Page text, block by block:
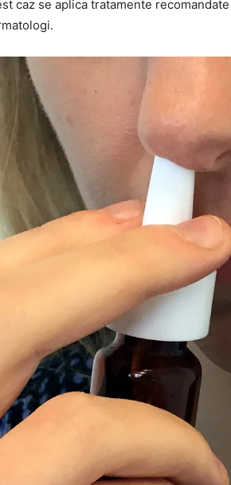
caz se aplica tratamente